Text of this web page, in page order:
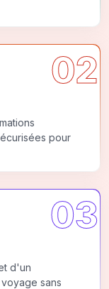
02
pour
03
d'un
sans